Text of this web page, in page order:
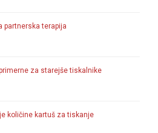
partnerska terapija
za starejše tiskalnike
količine kartuš za tiskanje